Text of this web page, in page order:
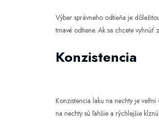
Výber správneho odtieňa je
tmavé odtiene. Ak sa chcete vyhnúť
Konzistencia
Konzistencia laku na nechty je
na nechty sú ľahšie a rýchlejšie